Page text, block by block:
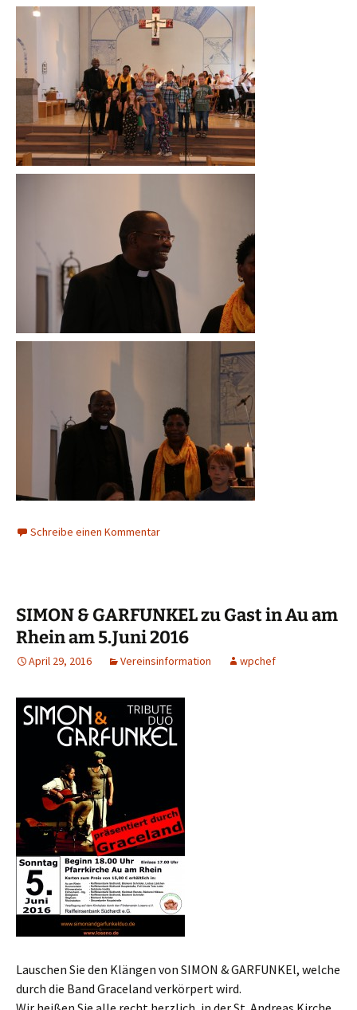
Schreibe einen Kommentar
SIMON & GARFUNKEL zu Gast in Au am
Rhein am 5.Juni 2016
April 29, 2016 Vereinsinformation wpchef
Lauschen Sie den Klängen von SIMON & GARFUNKEl, welche
durch die Band Graceland verkörpert wird.